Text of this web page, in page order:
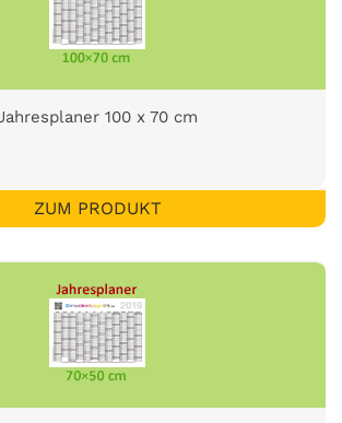
100 x 70 cm
ZUM PRODUKT